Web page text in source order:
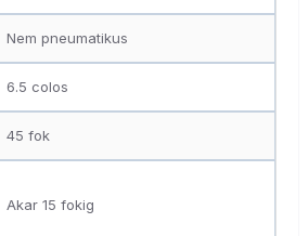
Nem pneumatikus
6.5 colos
45 fok
Akar 15 fokig